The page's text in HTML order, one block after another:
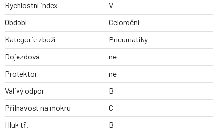
Rychlostní index
V
Období
Celoroční
Kategorie zboží
Pneumatiky
Dojezdová
ne
Protektor
ne
Valivý odpor
B
Přilnavost na mokru
C
Hluk tř.
B